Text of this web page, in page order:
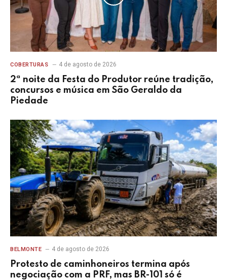
COBERTURAS 4 de agosto de 2026
2ª noite da Festa do Produtor reúne tradição,
concursos e música em São Geraldo da
Piedade
BELMONTE 4 de agosto de 2026
Protesto de caminhoneiros termina após
negociação com a PRF, mas BR-101 só é